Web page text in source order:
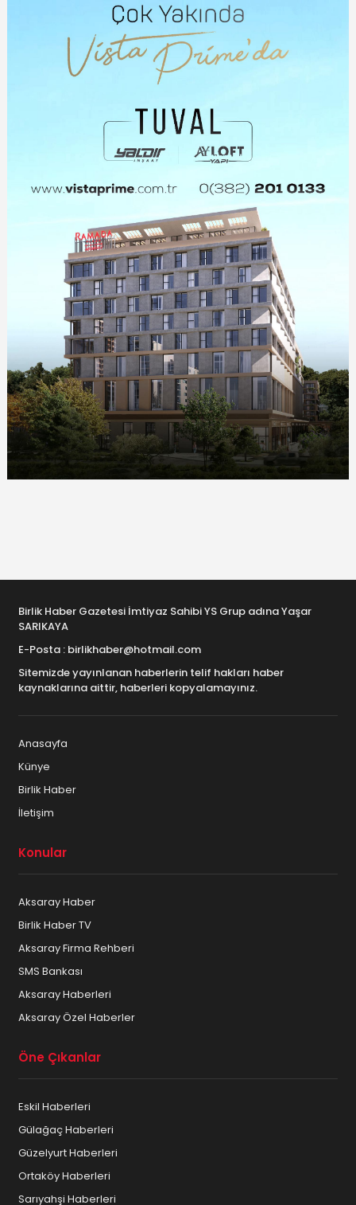
Birlik Haber Gazetesi İmtiyaz Sahibi YS Grup adına Yaşar
SARIKAYA
E-Posta : birlikhaber@hotmail.com
Sitemizde yayınlanan haberlerin telif hakları haber
kaynaklarına aittir, haberleri kopyalamayınız.
Anasayfa
Künye
Birlik Haber
İletişim
Konular
Aksaray Haber
Birlik Haber TV
Aksaray Firma Rehberi
SMS Bankası
Aksaray Haberleri
Aksaray Özel Haberler
Öne Çıkanlar
Eskil Haberleri
Gülağaç Haberleri
Güzelyurt Haberleri
Ortaköy Haberleri
Sarıyahşi Haberleri